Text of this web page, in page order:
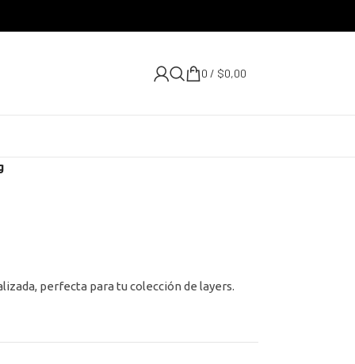
0 / $0,00
perfecta para tu colección de layers.